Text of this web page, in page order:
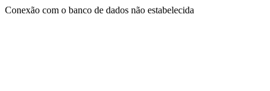
Conexão com o banco de dados não estabelecida